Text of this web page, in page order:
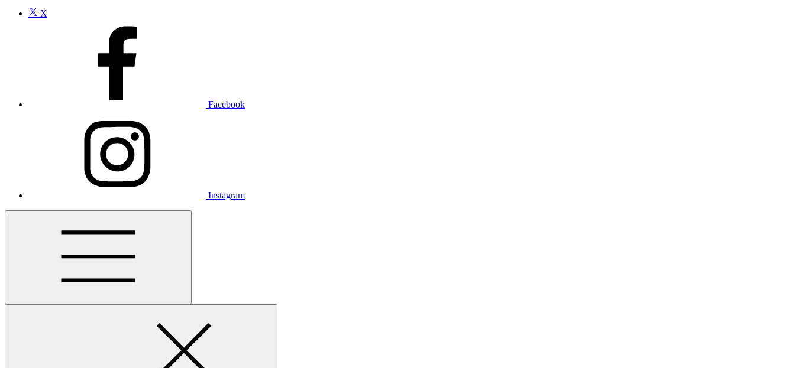
X
Facebook
Instagram